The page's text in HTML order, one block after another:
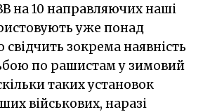
на 10 направляючих наші
уже понад
зокрема наявність
по рашистам у зимовий
таких установок
військових, наразі